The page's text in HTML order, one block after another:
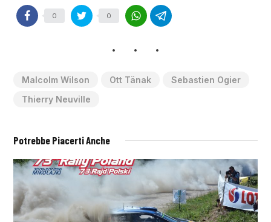
0 0
Malcolm Wilson Ott Tänak
Sebastien Ogier
Thierry Neuville
Potrebbe Piacerti Anche